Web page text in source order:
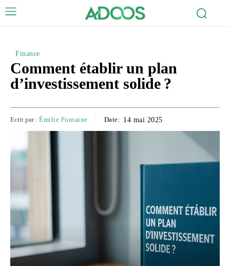
Finance
Comment établir un plan
d’investissement solide ?
Ecrit par : Émilie Fontaine Date: 14 mai 2025